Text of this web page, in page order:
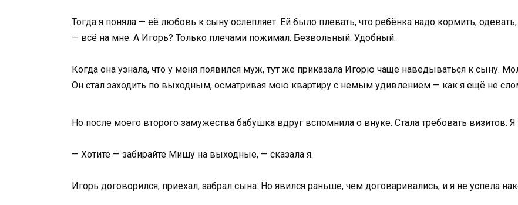
Тогда я поняла — её любовь к сыну ослепляет. Ей было плевать, что ребёнка надо кормить,
— всё на мне. А Игорь? Только плечами пожимал. Безвольный. Удобный.
Когда она узнала, что у меня появился муж, тут же приказала Игорю чаще наведываться к сыну.
Он стал заходить по выходным, осматривая мою квартиру с немым удивлением — как я ещё не
Но после моего второго замужества бабушка вдруг вспомнила о внуке. Стала требовать визитов. Я
— Хотите — забирайте Мишу на выходные, — сказала я.
Игорь договорился, приехал, забрал сына. Но явился раньше, чем договаривались, и я не успела